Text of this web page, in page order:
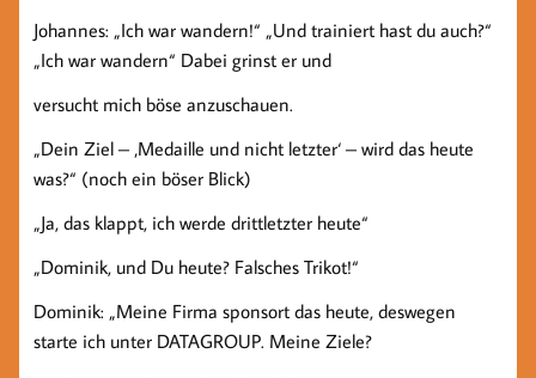
Johannes: „Ich war wandern!“ „Und trainiert hast du auch?“
„Ich war wandern“ Dabei grinst er und
versucht mich böse anzuschauen.
„Dein Ziel – ‚Medaille und nicht letzter‘ – wird das heute
was?“ (noch ein böser Blick)
„Ja, das klappt, ich werde drittletzter heute“
„Dominik, und Du heute? Falsches Trikot!“
Dominik: „Meine Firma sponsort das heute, deswegen
starte ich unter DATAGROUP. Meine Ziele?